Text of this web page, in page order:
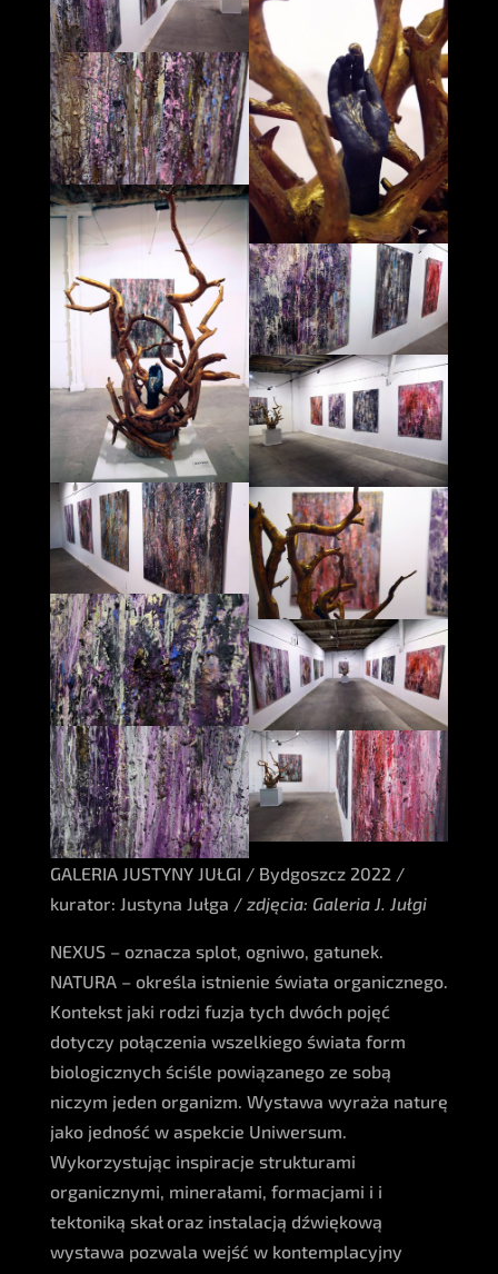
GALERIA JUSTYNY JUŁGI / Bydgoszcz 2022 /
kurator: Justyna Jułga / zdjęcia: Galeria J. Jułgi
NEXUS – oznacza splot, ogniwo, gatunek.
NATURA – określa istnienie świata organicznego.
Kontekst jaki rodzi fuzja tych dwóch pojęć
dotyczy połączenia wszelkiego świata form
biologicznych ściśle powiązanego ze sobą
niczym jeden organizm. Wystawa wyraża naturę
jako jedność w aspekcie Uniwersum.
Wykorzystując inspiracje strukturami
organicznymi, minerałami, formacjami i i
tektoniką skał oraz instalacją dźwiękową
wystawa pozwala wejść w kontemplacyjny